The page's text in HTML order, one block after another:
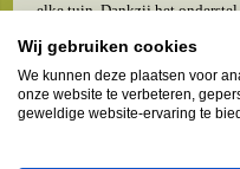
elke tuin. Dankzij het
vuurkorf compact kan worden
Veelzijdige
Naast de traditionele vuurkorf,
Wij gebruiken cookies
We kunnen deze plaatsen voor
onze website te verbeteren,
geweldige website-ervaring te